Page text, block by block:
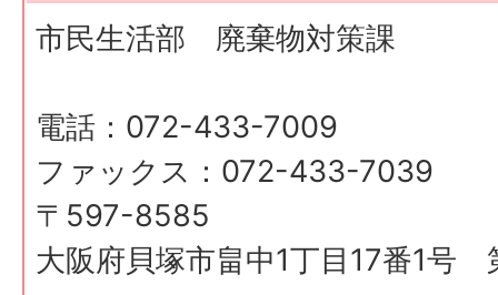
市民生活部 廃棄物対策課
電話：072-433-7009
ファックス：072-433-7039
〒597-8585
大阪府貝塚市畠中1丁目17番1号